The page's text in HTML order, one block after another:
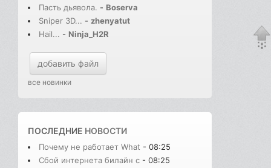
Пасть дьявола. - Boserva
Sniper 3D... - zhenyatut
Hail... - Ninja_H2R
добавить файл
все новинки
ПОСЛЕДНИЕ НОВОСТИ
Почему не работает What - 08:25
Сбой интернета билайн с - 08:25